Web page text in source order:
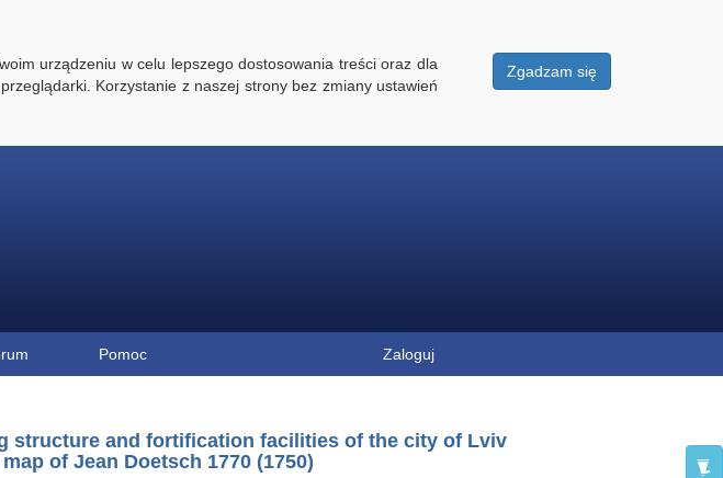
Zgadzam się
urządzeniu w celu lepszego dostosowania treści oraz dla
Korzystanie z naszej strony bez zmiany ustawień
Pomoc Zaloguj
structure and fortification facilities of the city of Lviv
of Jean Doetsch 1770 (1750)